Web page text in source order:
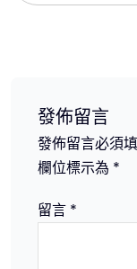
發佈留言
發佈留言必須
欄位標示為 *
留言 *